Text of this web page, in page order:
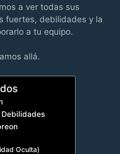
a ver todas sus
fuertes, debilidades y la
a tu equipo.
allá.
Debilidades
Oculta)